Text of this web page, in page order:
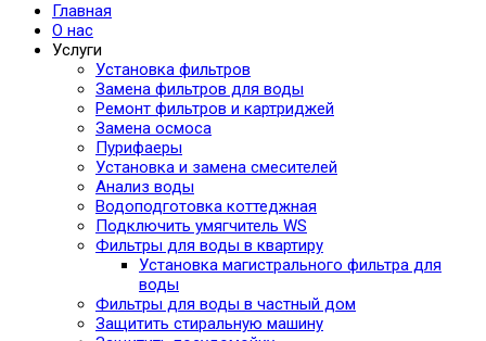
Главная
О нас
Услуги
Установка фильтров
Замена фильтров для воды
Ремонт фильтров и картриджей
Замена осмоса
Пурифаеры
Установка и замена смесителей
Анализ воды
Водоподготовка коттеджная
Подключить умягчитель WS
Фильтры для воды в квартиру
Установка магистрального фильтра для
воды
Фильтры для воды в частный дом
Защитить стиральную машину